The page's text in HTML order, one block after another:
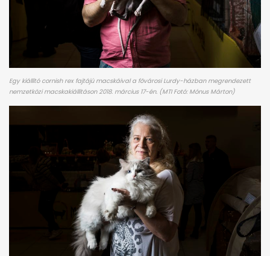
Egy kiállító cornish rex fajtájú macskáival a fõvárosi Lurdy-házban megrendezett
nemzetközi macskakiállításon 2018. március 17-én. (MTI Fotó: Mónus Márton)